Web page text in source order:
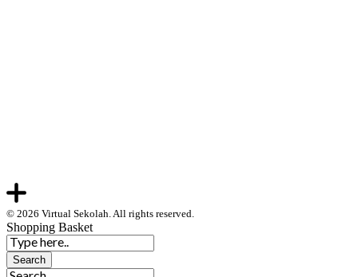
© 2026 Virtual Sekolah. All rights reserved.
Shopping Basket